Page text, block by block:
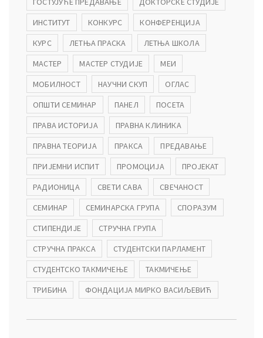
ИНСТИТУТ
КОНКУРС
КОНФЕРЕНЦИЈА
КУРС
ЛЕТЊА ПРАСКА
ЛЕТЊА ШКОЛА
МАСТЕР
МАСТЕР СТУДИЈЕ
МЕИ
МОБИЛНОСТ
НАУЧНИ СКУП
ОГЛАС
ОПШТИ СЕМИНАР
ПАНЕЛ
ПОСЕТА
ПРАВА ИСТОРИЈА
ПРАВНА КЛИНИКА
ПРАВНА ТЕОРИЈА
ПРАКСА
ПРЕДАВАЊЕ
ПРИЈЕМНИ ИСПИТ
ПРОМОЦИЈА
ПРОЈЕКАТ
РАДИОНИЦА
СВЕТИ САВА
СВЕЧАНОСТ
СЕМИНАР
СЕМИНАРСКА ГРУПА
СПОРАЗУМ
СТИПЕНДИЈЕ
СТРУЧНА ГРУПА
СТРУЧНА ПРАКСА
СТУДЕНТСКИ ПАРЛАМЕНТ
СТУДЕНТСКО ТАКМИЧЕЊЕ
ТАКМИЧЕЊЕ
ТРИБИНА
ФОНДАЦИЈА МИРКО ВАСИЉЕВИЋ